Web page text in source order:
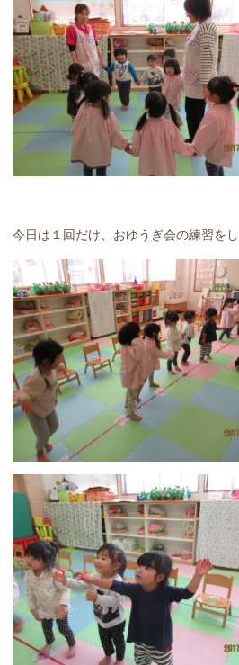
今日は１回だけ、おゆうぎ会の練習をし